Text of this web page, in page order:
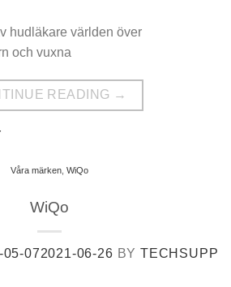
hudläkare världen över
och vuxna
READING →
Våra märken WiQo
WiQo
05-072021-06-26 BY TECHSUPP